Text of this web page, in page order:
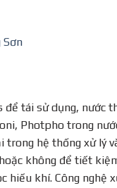
Sơn
để tái sử dụng, nước
Photpho trong
trong hệ thống xử lý
không để tiết
hiếu khí. Công nghệ